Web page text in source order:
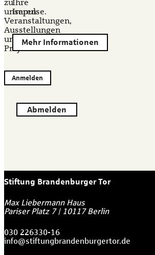
zu
unseren
Veranstaltungen,
Ausstellungen
und
Projekten.
Anmelden
Abmelden
Ihre
Impulse.
Mehr Informationen
Stiftung Brandenburger Tor
Max Liebermann Haus
Pariser Platz 7| 10117 Berlin
030 226330-16
info@stiftungbrandenburgertor.de